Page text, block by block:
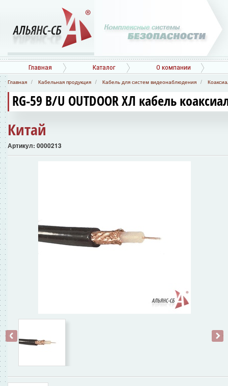
Главная Каталог О компании
Главная Кабельная продукция Кабель для систем видеонаблюдения
RG-59 B/U OUTDOOR ХЛ кабель
Китай
Артикул: 0000213
‹ ›